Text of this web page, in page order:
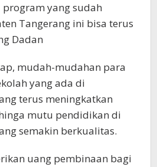
program yang sudah
Tangerang ini bisa terus
Dadan
mudah-mudahan para
yang ada di
terus meningkatkan
mutu pendidikan di
semakin berkualitas.
uang pembinaan bagi